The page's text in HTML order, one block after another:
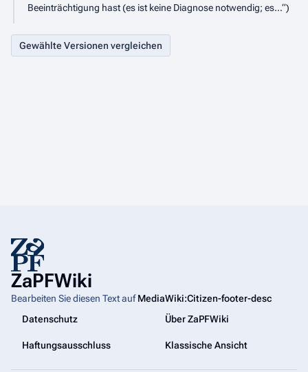
e
t
u
a
s
s
u
g
Beeinträchtigung hast (es ist keine Diagnose notwendig; es…“
ZaPFWiki
Bearbeiten Sie diesen Text aufMediaWiki:Citizen-footer-desc
Datenschutz
Über ZaPFWiki
Haftungsausschluss Klassische Ansicht